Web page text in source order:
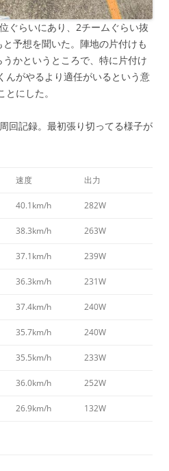
ぐらいにあり、2チームぐらい抜
予想を聞いた。陣地の片付けも
かというところで、特に片付け
んがやるより適任がいるという意
にした。
回記録。最初張り切ってる様子が
速度 出力
40.1km/h 282W
38.3km/h 263W
37.1km/h 239W
36.3km/h 231W
37.4km/h 240W
35.7km/h 240W
35.5km/h 233W
36.0km/h 252W
26.9km/h 132W